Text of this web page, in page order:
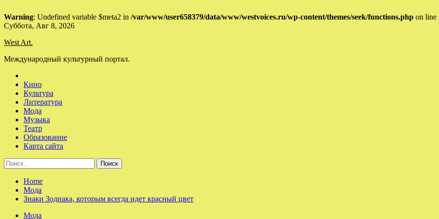
Warning: Undefined variable $meta2 in /var/www/user658379/data/www/westvoices.ru/wp-content/themes/seek/functions.php on line
Skip
content
Суббота, Авг 8, 2026
West Art.
Международный культурный портал.
Кино
Культура
Литература
Мода
Музыка
Театр
Образование
Карта сайта
Найти:
Home
Мода
Знаки Зодиака, которым всегда идет красный цвет
Мода